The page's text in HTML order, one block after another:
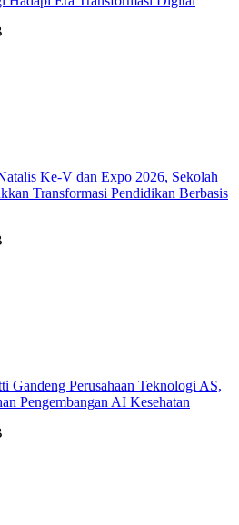
Ke-V dan Expo 2026, Sekolah
Transformasi Pendidikan Berbasis
Gandeng Perusahaan Teknologi AS,
Pengembangan AI Kesehatan